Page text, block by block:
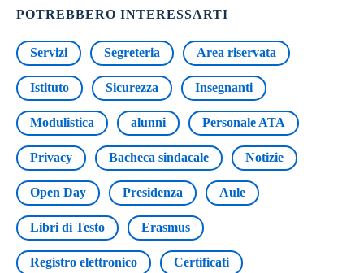
POTREBBERO INTERESSARTI
Servizi Segreteria Area riservata
Istituto Sicurezza Insegnanti
Modulistica alunni Personale ATA
Privacy Bacheca sindacale Notizie
Open Day Presidenza Aule
Libri di Testo Erasmus
Registro elettronico Certificati